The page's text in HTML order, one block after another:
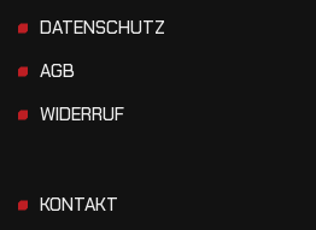
DATENSCHUTZ
AGB
WIDERRUF
KONTAKT